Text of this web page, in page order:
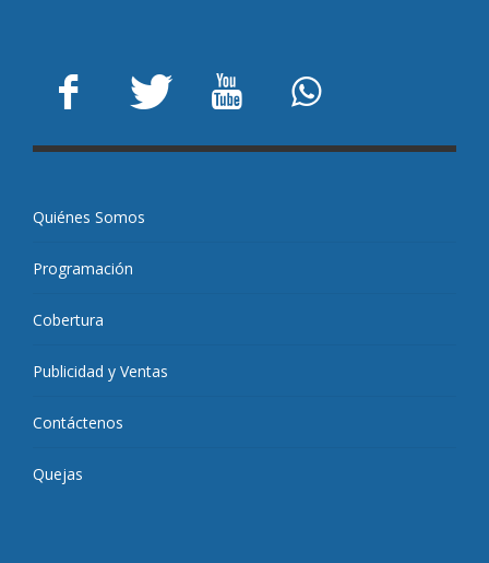
Quiénes Somos
Programación
Cobertura
Publicidad y Ventas
Contáctenos
Quejas